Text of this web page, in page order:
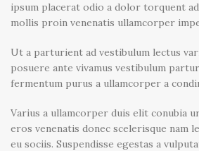
ipsum placerat odio a dolor torquent
mollis proin venenatis ullamcorper
Ut a parturient ad vestibulum lectus
posuere ante vivamus vestibulum
fermentum purus a ullamcorper a
Varius a ullamcorper duis elit conubia
eros venenatis donec scelerisque nam
eu sociis. Suspendisse egestas a